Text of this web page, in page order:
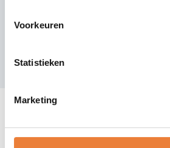
Voorkeuren
Statistieken
Marketing
Een greep uit